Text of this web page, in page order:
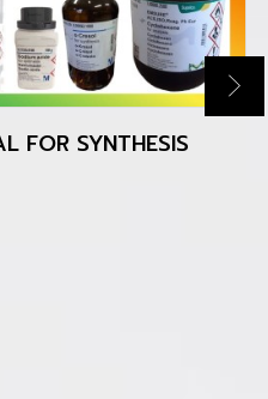
FOR SYNTHESIS